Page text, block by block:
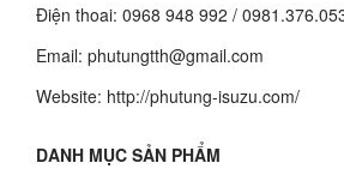
Điện thoai: 0968 948 992 /
Email: phutungtth@gmail.com
Website: http://phutung-isuzu.com/
DANH MỤC SẢN PHẨM